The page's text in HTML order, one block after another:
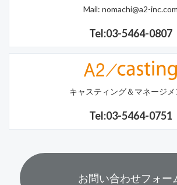
Mail: nomachi@a2-inc.com
Tel:03-5464-0807
キャスティング＆マネージメ
Tel:03-5464-0751
お問い合わせフォー